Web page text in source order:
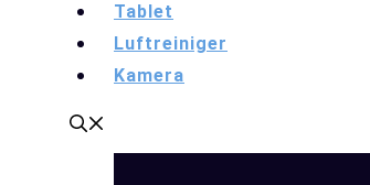
Tablet
Luftreiniger
Kamera